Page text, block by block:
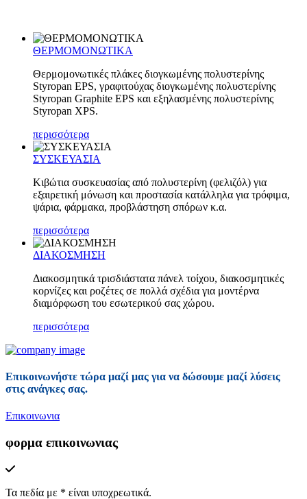
ΘΕΡΜΟΜΟΝΩΤΙΚΑ
Θερμομονωτικές πλάκες διογκωμένης πολυστερίνης
Styropan EPS, γραφιτούχας διογκωμένης πολυστερίνης
Styropan Graphite EPS και εξηλασμένης πολυστερίνης
Styropan XPS.
περισσότερα
ΣΥΣΚΕΥΑΣΙΑ
Κιβώτια συσκευασίας από πολυστερίνη (φελιζόλ) για
εξαιρετική μόνωση και προστασία κατάλληλα για τρόφιμα,
ψάρια, φάρμακα, προβλάστηση σπόρων κ.α.
περισσότερα
ΔΙΑΚΟΣΜΗΣΗ
Διακοσμητικά τρισδιάστατα πάνελ τοίχου, διακοσμητικές
κορνίζες και ροζέτες σε πολλά σχέδια για μοντέρνα
διαμόρφωση του εσωτερικού σας χώρου.
περισσότερα
Επικοινωνήστε τώρα μαζί μας για να δώσουμε μαζί λύσεις
στις ανάγκες σας.
Επικοινωνια
φορμα επικοινωνιας
Τα πεδία με * είναι υποχρεωτικά.